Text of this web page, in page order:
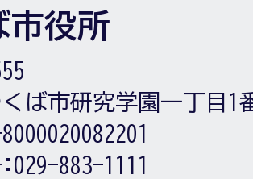
市役所
ば市研究学園一丁目1
029-883-1111